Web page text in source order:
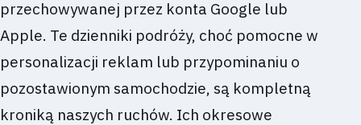
przechowywanej przez konta Google lub
Apple. Te dzienniki podróży, choć pomocne w
personalizacji reklam lub przypominaniu o
pozostawionym samochodzie, są kompletną
kroniką naszych ruchów. Ich okresowe